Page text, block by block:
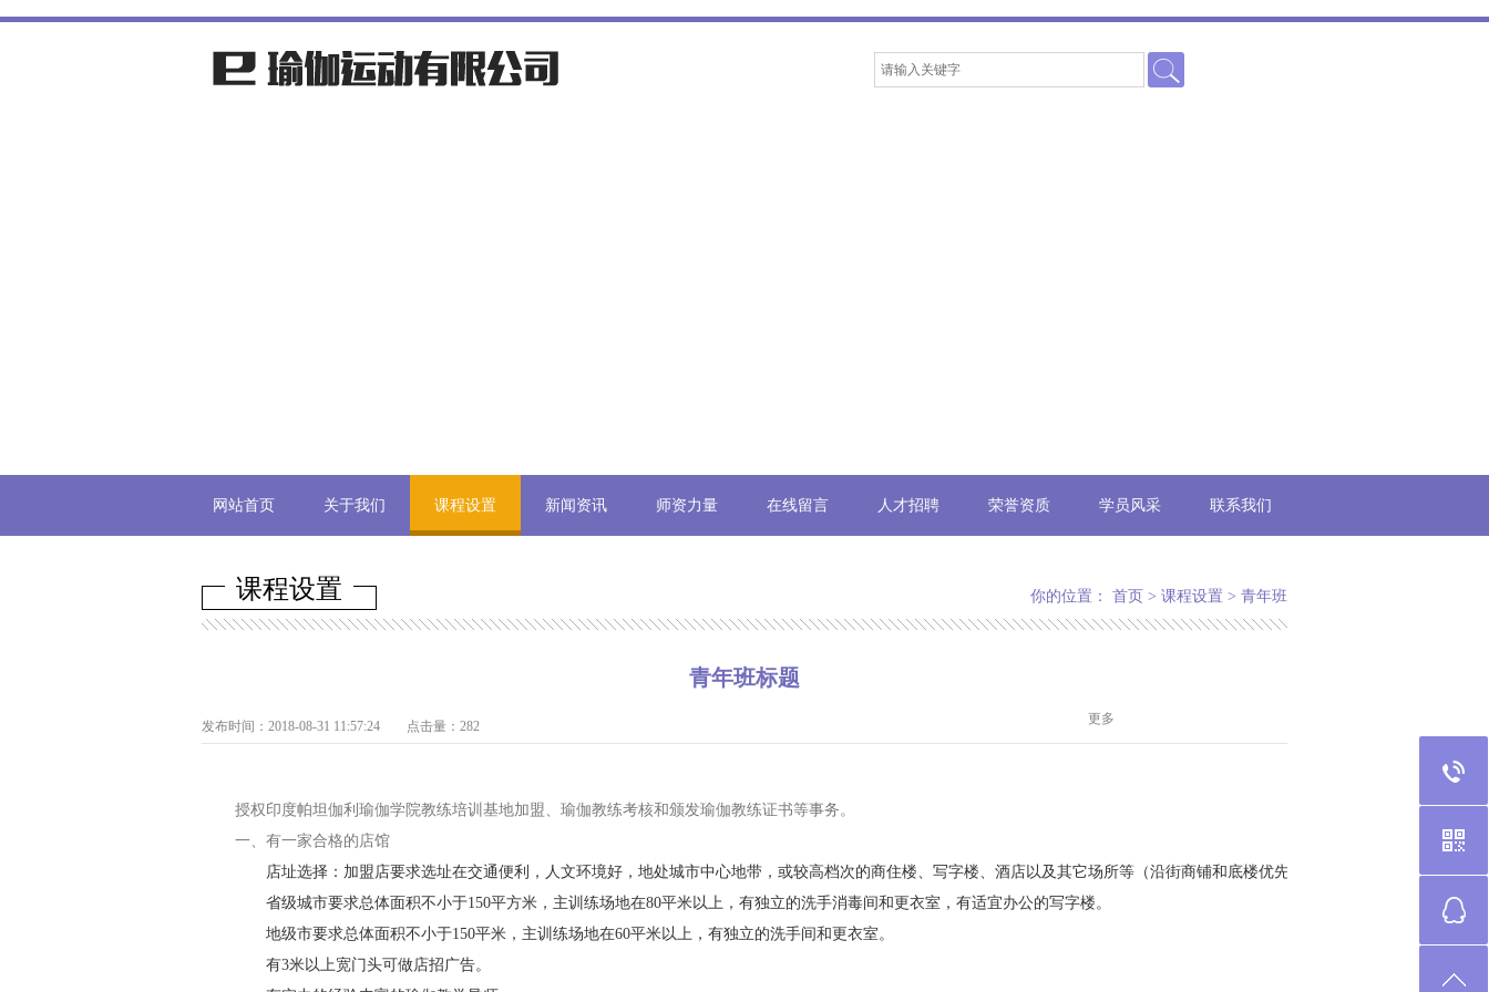
网站首页 关于我们 课程设置 新闻资讯 师资力量 在线留言 人才招聘 荣誉资质 学员风采 联系我们
课程设置 你的位置： 首页 > 课程设置 > 青年班
青年班标题
发布时间：2018-08-31 11:57:24 点击量： 282 更多
授权印度帕坦伽利瑜伽学院教练培训基地加盟、瑜伽教练考核和颁发瑜伽教练证书等事务。
一、有一家合格的店馆
店址选择：加盟店要求选址在交通便利，人文环境好，地处城市中心地带，或较高档次的商住楼、写字楼、酒店以及其它场所等（沿街商铺和底楼优先）。
省级城市要求总体面积不小于150平方米，主训练场地在80平米以上，有独立的洗手消毒间和更衣室，有适宜办公的写字楼。
地级市要求总体面积不小于150平米，主训练场地在60平米以上，有独立的洗手间和更衣室。
有3米以上宽门头可做店招广告。